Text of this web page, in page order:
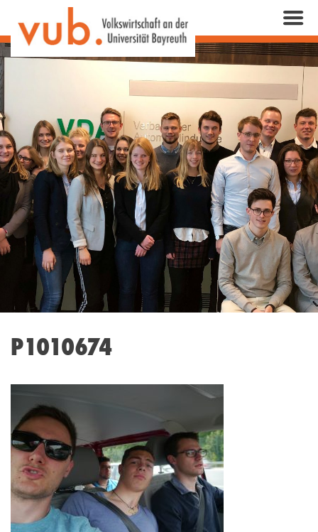
P1010674